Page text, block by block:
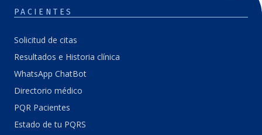
PACIENTES
Solicitud de citas
Resultados e Historia clínica
WhatsApp ChatBot
Directorio médico
PQR Pacientes
Estado de tu PQRS